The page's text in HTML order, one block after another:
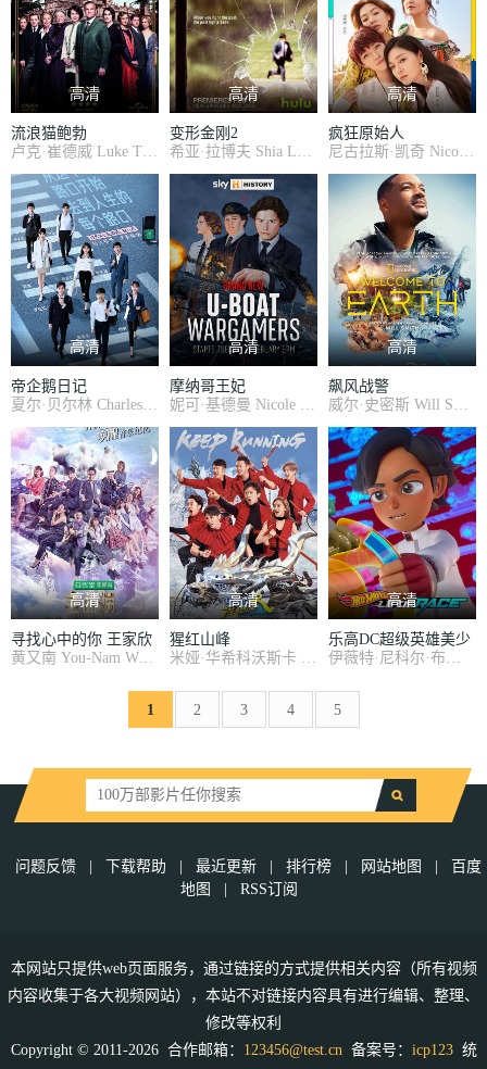
高清
流浪猫鲍勃
卢克·崔德威 Luke Treadaway , 猫鲍勃 Bob the Cat , 露塔·格德米纳斯 Ruta Gedmintas , 琼安·弗洛加特 Joanne Froggatt , 安东尼·海德 Anthony Head , 戴伦·伊万斯 Darren Evans , 里维拉·吉迪恩 Llewella Gideon , 洛琳·阿什伯恩 Lorraine Ashbourne , 阿卡巴尔·库尔塔 Akbar Kurtha , 约翰·亨肖 John Henshaw , 贝丝·戈达德 Beth Godda
高清
变形金刚2
希亚·拉博夫 Shia LaBeouf , 梅根·福克斯 Megan Fox , 乔什·杜哈明 Josh Duhamel , 泰瑞斯·吉布森 Tyrese Gibson , 约翰·特托罗 John Turturro , 拉蒙·罗德里格兹 Ramon Rodriguez , 凯文·杜恩 Kevin Dunn , 朱丽叶·怀特 Julie White , 伊莎贝尔·卢卡斯 Isabel Lucas , 约翰·本杰明·海基 John Benjamin Hickey , 马修·马斯登 Matthew Marsde
高清
疯狂原始人
尼古拉斯·凯奇 Nicolas Cage , 艾玛·斯通 Emma Stone , 瑞安·雷诺兹 Ryan Reynolds , 凯瑟琳·基纳 Catherine Keener , 克萝丽丝·利奇曼 Cloris Leachman , 克拉克·杜克 Clark Duke , 克里斯·桑德斯 Chris Sanders , 兰迪·汤姆 Randy Thom , 梁家辉 Tony Leung , 范晓萱 Mavis Fan
高清
帝企鹅日记
高清
摩纳哥王妃
高清
飙风战警
高清
寻找心中的你 王家欣
黄又南 You-Nam Wong , 吴千语 Karena Ng , 刘美君 Mei-Guan Lau , 梁咏琪 Gigi Leung , 李克勤 Hacken Lee , 泰臣 Tyson Chak , 尹扬明 Yeung Ming Wan , 单立文 Pal Sinn , 白彪 Jason Pai , 夏嫣 Yan Xia , 谭耀文 Patrick Tam , 雪梨 Lei Suet , 周俊伟 Lawrence Chou , 龚慈恩 Mimi Kung , 梁雍婷 Rachel Leung ,
高清
猩红山峰
高清
乐高DC超级英雄美少
女：超级罪犯中学
1 2 3 4 5
问题反馈 | 下载帮助 | 最近更新 | 排行榜 | 网站地图 |
百度
地图
| RSS订阅
本网站只提供web页面服务，通过链接的方式提供相关内容（所有视频
内容收集于各大视频网站），本站不对链接内容具有进行编辑、整理、
修改等权利
Copyright © 2011-2026 合作邮箱： 123456@test.cn 备案号： icp123统